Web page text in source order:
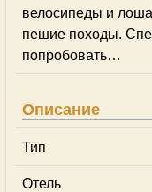
велосипеды и
пешие походы.
попробовать…
Описание
Тип
Отель